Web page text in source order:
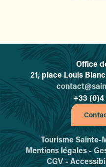
Office
21, place Louis
+33 (0)4
Tourisme Sainte-
Mentions légales -
CGV -